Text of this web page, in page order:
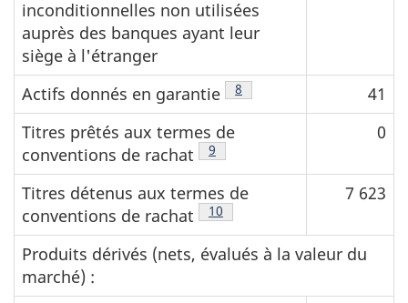
inconditionnelles non utilisées
auprès des banques ayant leur
siège à l'étranger
Actifs donnés en garantie Note de bas de page
8
41
Titres prêtés aux termes de
conventions de rachat
Note de bas de page
9
0
Titres détenus aux termes de
conventions de rachat
Note de bas de page
10
7 623
Produits dérivés (nets, évalués à la valeur du
marché) :